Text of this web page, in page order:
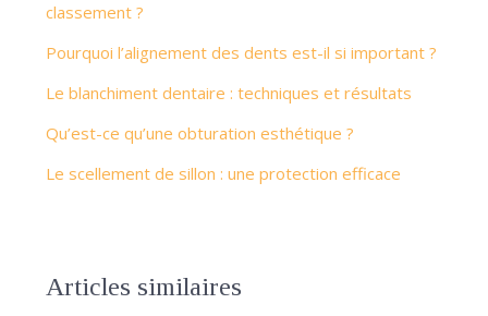
classement ?
Pourquoi l’alignement des dents est-il si important ?
Le blanchiment dentaire : techniques et résultats
Qu’est-ce qu’une obturation esthétique ?
Le scellement de sillon : une protection efficace
Articles similaires